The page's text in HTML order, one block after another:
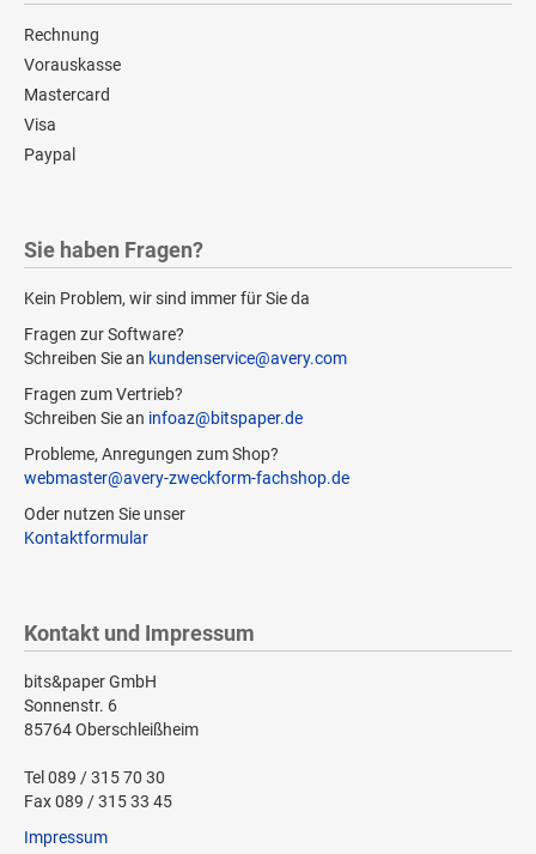
Rechnung
Vorauskasse
Mastercard
Visa
Paypal
Sie haben Fragen?
Kein Problem, wir sind immer für Sie da
Fragen zur Software?
Schreiben Sie an kundenservice@avery.com
Fragen zum Vertrieb?
Schreiben Sie an infoaz@bitspaper.de
Probleme, Anregungen zum Shop?
webmaster@avery-zweckform-fachshop.de
Oder nutzen Sie unser
Kontaktformular
Kontakt und Impressum
bits&paper GmbH
Sonnenstr. 6
85764 Oberschleißheim
Tel 089 / 315 70 30
Fax 089 / 315 33 45
Impressum